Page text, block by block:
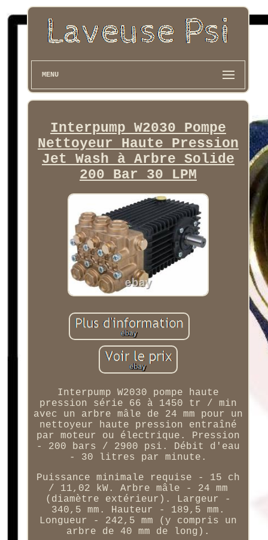
MENU
Interpump W2030 Pompe
Nettoyeur Haute Pression
Jet Wash à Arbre Solide
200 Bar 30 LPM
Interpump W2030 pompe haute
pression série 66 à 1450 tr / min
avec un arbre mâle de 24 mm pour un
nettoyeur haute pression entraîné
par moteur ou électrique. Pression
- 200 bars / 2900 psi. Débit d'eau
- 30 litres par minute.
Puissance minimale requise - 15 ch
/ 11,02 kW. Arbre mâle - 24 mm
(diamètre extérieur). Largeur -
340,5 mm. Hauteur - 189,5 mm.
Longueur - 242,5 mm (y compris un
arbre de 40 mm de long).